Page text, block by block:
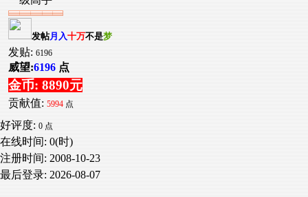
发帖月入十万不是梦
发贴: 6196
威望:6196 点
金币: 8890元
贡献值: 5994 点
好评度: 0 点
在线时间: 0(时)
注册时间: 2008-10-23
最后登录: 2026-08-07